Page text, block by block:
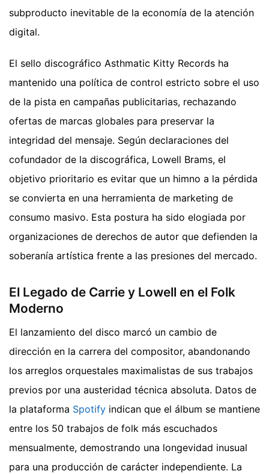
subproducto inevitable de la economía de la atención
digital.
El sello discográfico Asthmatic Kitty Records ha
mantenido una política de control estricto sobre el uso
de la pista en campañas publicitarias, rechazando
ofertas de marcas globales para preservar la
integridad del mensaje. Según declaraciones del
cofundador de la discográfica, Lowell Brams, el
objetivo prioritario es evitar que un himno a la pérdida
se convierta en una herramienta de marketing de
consumo masivo. Esta postura ha sido elogiada por
organizaciones de derechos de autor que defienden la
soberanía artística frente a las presiones del mercado.
El Legado de Carrie y Lowell en el Folk
Moderno
El lanzamiento del disco marcó un cambio de
dirección en la carrera del compositor, abandonando
los arreglos orquestales maximalistas de sus trabajos
previos por una austeridad técnica absoluta. Datos de
la plataforma Spotify indican que el álbum se mantiene
entre los 50 trabajos de folk más escuchados
mensualmente, demostrando una longevidad inusual
para una producción de carácter independiente. La